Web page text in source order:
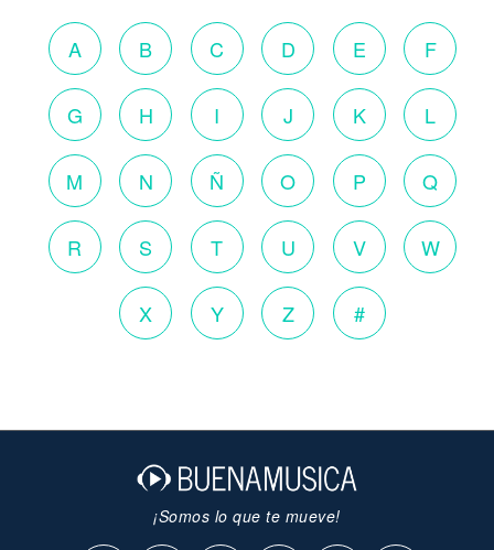
A B C D E F
G H I J K L
M N Ñ O P Q
R S T U V W
X Y Z #
¡Somos lo que te mueve!